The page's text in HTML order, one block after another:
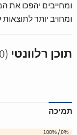
ומחייבים יהפכו את
ומחויב יותר
תוכן רלוונטי (0)
תמיכה
0% / 100%